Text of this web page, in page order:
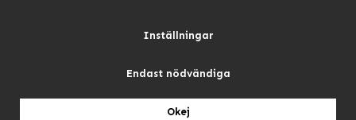
NORDIK AUTOMOTIVENORDIK HUNTNORDIK OUTDOOR
Inställningar
Endast nödvändiga
Okej